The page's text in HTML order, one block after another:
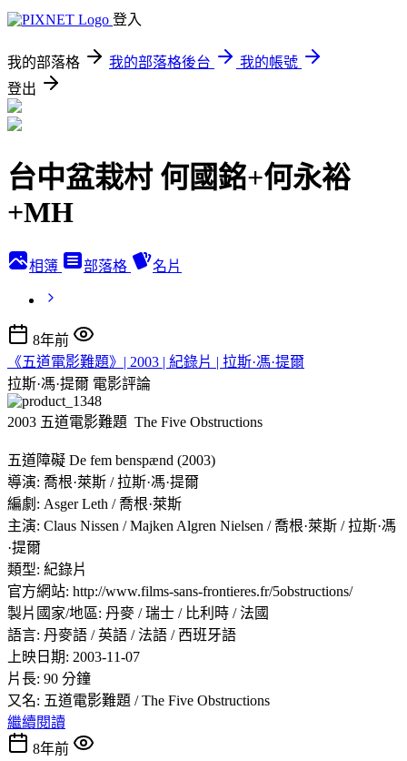
登入
我的部落格 我的部落格後台
我的帳號
登出
台中盆栽村 何國銘+何永裕
+MH
相簿 部落格 名片
8年前
《五道電影難題》| 2003 | 紀錄片 | 拉斯·馮·提爾
拉斯·馮·提爾 電影評論
2003 五道電影難題 The Five Obstructions
五道障礙 De fem benspænd (2003)
導演: 喬根·萊斯 / 拉斯·馮·提爾
編劇: Asger Leth / 喬根·萊斯
主演: Claus Nissen / Majken Algren Nielsen / 喬根·萊斯 / 拉斯·馮
·提爾
類型: 紀錄片
官方網站: http://www.films-sans-frontieres.fr/5obstructions/
製片國家/地區: 丹麥 / 瑞士 / 比利時 / 法國
語言: 丹麥語 / 英語 / 法語 / 西班牙語
上映日期: 2003-11-07
片長: 90 分鐘
又名: 五道電影難題 / The Five Obstructions
繼續閱讀
8年前